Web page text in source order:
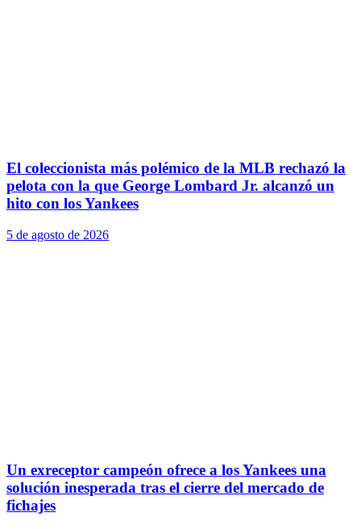
El coleccionista más polémico de la MLB rechazó la
pelota con la que George Lombard Jr. alcanzó un
hito con los Yankees
5 de agosto de 2026
Un exreceptor campeón ofrece a los Yankees una
solución inesperada tras el cierre del mercado de
fichajes